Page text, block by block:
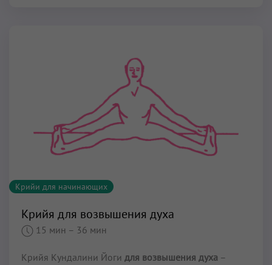
Крийи для начинающих
Крийя для возвышения духа
15 мин – 36 мин
Крийя Кундалини Йоги для возвышения духа –